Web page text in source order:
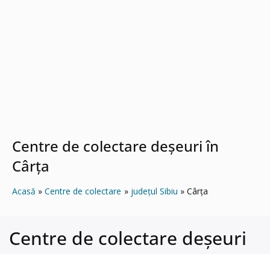
Centre de colectare deșeuri în
Cârţa
Acasă Centre de colectare județul Sibiu Cârţa
Centre de colectare deșeuri